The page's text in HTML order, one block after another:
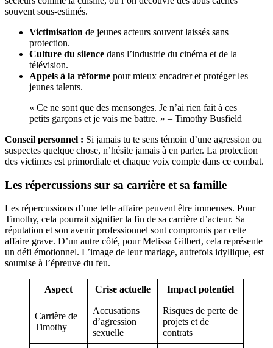
souvent sous-estimés.
Victimisation de jeunes acteurs souvent laissés sans
protection.
Culture du silence dans l’industrie du cinéma et de la
télévision.
Appels à la réforme pour mieux encadrer et protéger les
jeunes talents.
« Ce ne sont que des mensonges. Je n’ai rien fait à ces
petits garçons et je vais me battre. » – Timothy Busfield
Conseil personnel : Si jamais tu te sens témoin d’une agression ou
suspectes quelque chose, n’hésite jamais à en parler. La protection
des victimes est primordiale et chaque voix compte dans ce combat.
Les répercussions sur sa carrière et sa famille
Les répercussions d’une telle affaire peuvent être immenses. Pour
Timothy, cela pourrait signifier la fin de sa carrière d’acteur. Sa
réputation et son avenir professionnel sont compromis par cette
affaire grave. D’un autre côté, pour Melissa Gilbert, cela représente
un défi émotionnel. L’image de leur mariage, autrefois idyllique, est
soumise à l’épreuve du feu.
Aspect Crise actuelle Impact potentiel
Carrière de
Timothy
Accusations
d’agression
sexuelle
Risques de perte de
projets et de
contrats